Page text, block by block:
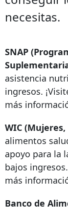
necesitas.
SNAP
asistencia
ingresos.
más
WIC
alimentos
apoyo para la
bajos
más
Banco de